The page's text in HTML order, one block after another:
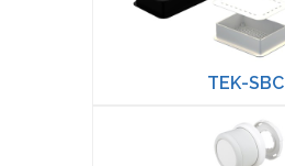
TEK-SBC